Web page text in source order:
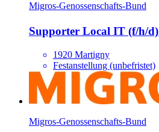
Migros-Genossenschafts-Bund
Supporter Local IT (f/​h/​d)
1920 Martigny
Festanstellung (unbefristet)
Migros-Genossenschafts-Bund